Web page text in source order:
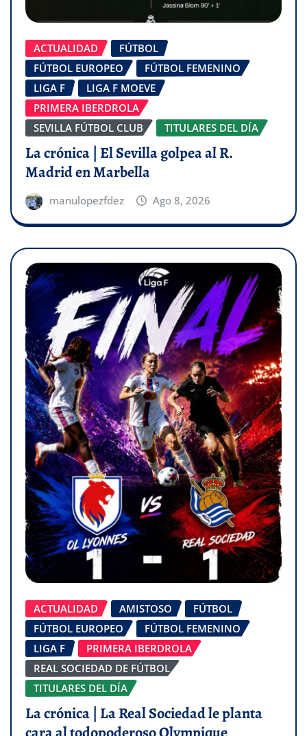
ACTUALIDAD
FÚTBOL
FÚTBOL EUROPEO
FÚTBOL FEMENINO
LIGA F
LIGA F MOEVE
PRIMERA IBERDROLA
SEVILLA FÚTBOL CLUB
TITULARES DEL DÍA
La crónica | El Sevilla golpea al R.
Madrid en Marbella
manulopezfdez Ago 8, 2026
ACTUALIDAD AMISTOSO
FÚTBOL
FÚTBOL EUROPEO
FÚTBOL FEMENINO
LIGA F
PRIMERA IBERDROLA
REAL SOCIEDAD DE FÚTBOL
TITULARES DEL DÍA
La crónica | La Real Sociedad le planta